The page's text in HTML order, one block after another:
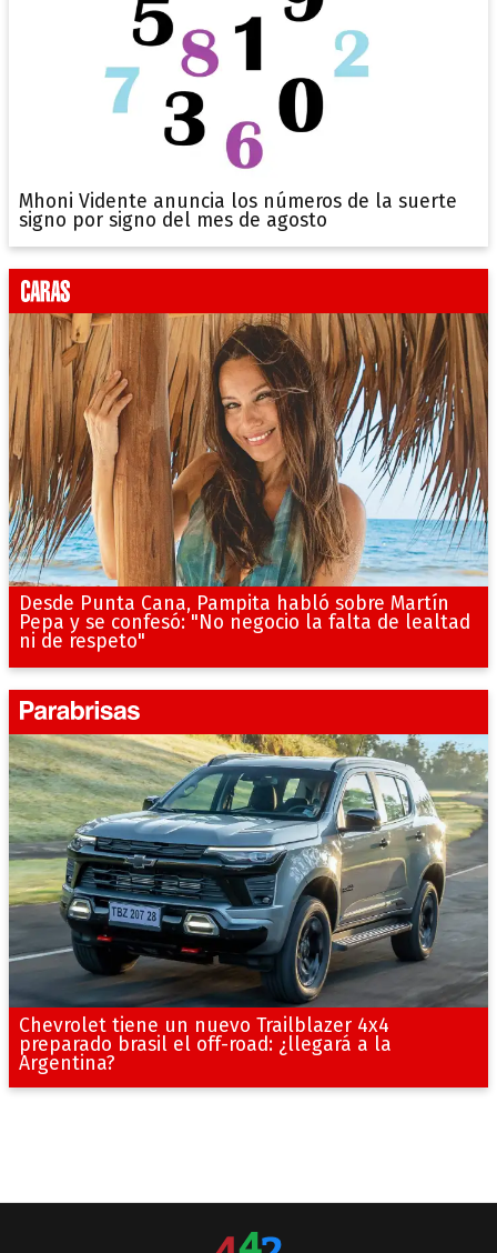
Mhoni Vidente anuncia los números de la suerte
signo por signo del mes de agosto
Desde Punta Cana, Pampita habló sobre Martín
Pepa y se confesó: "No negocio la falta de lealtad
ni de respeto"
Chevrolet tiene un nuevo Trailblazer 4x4
preparado brasil el off-road: ¿llegará a la
Argentina?